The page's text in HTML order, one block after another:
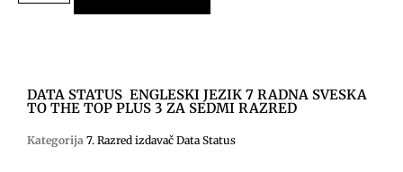
DATA STATUS ENGLESKI JEZIK 7 RADNA SVESKA
TO THE TOP PLUS 3 ZA SEDMI RAZRED
Kategorija 7. Razred izdavač Data Status